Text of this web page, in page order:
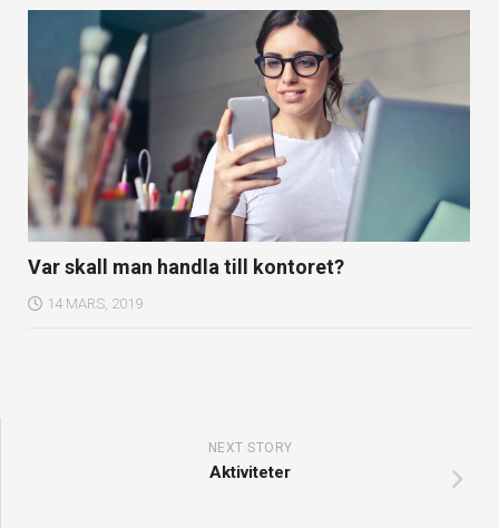
Var skall man handla till kontoret?
14 MARS, 2019
NEXT STORY
Aktiviteter